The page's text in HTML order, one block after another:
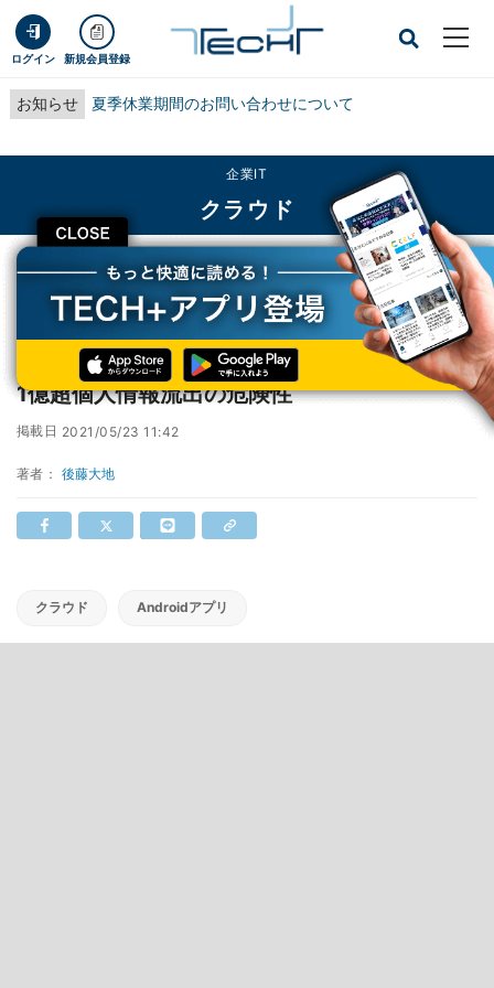
ログイン 新規会員登録
お知らせ 夏季休業期間のお問い合わせについて
CLOSE
企業IT
クラウド
TECH+ 企業IT
クラウド
Androidアプリ、クラウドサービス設定ミスで1億超個人情報流出の危険性
Androidアプリ、クラウドサービス設定ミスで
1億超個人情報流出の危険性
掲載日 2021/05/23 11:42
著者： 後藤大地
クラウド Androidアプリ